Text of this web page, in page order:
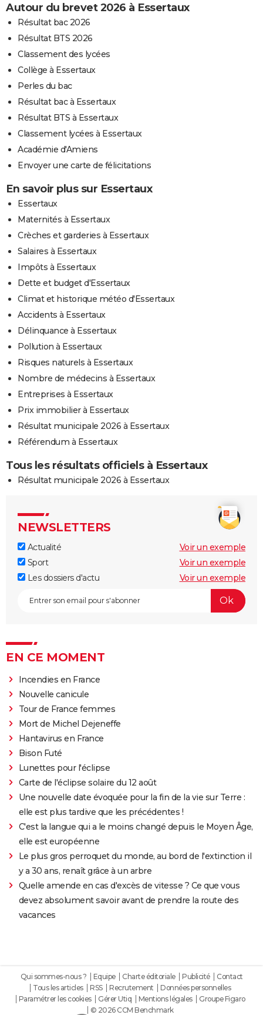
Autour du brevet 2026 à Essertaux
Résultat bac 2026
Résultat BTS 2026
Classement des lycées
Collège à Essertaux
Perles du bac
Résultat bac à Essertaux
Résultat BTS à Essertaux
Classement lycées à Essertaux
Académie d'Amiens
Envoyer une carte de félicitations
En savoir plus sur Essertaux
Essertaux
Maternités à Essertaux
Crèches et garderies à Essertaux
Salaires à Essertaux
Impôts à Essertaux
Dette et budget d'Essertaux
Climat et historique météo d'Essertaux
Accidents à Essertaux
Délinquance à Essertaux
Pollution à Essertaux
Risques naturels à Essertaux
Nombre de médecins à Essertaux
Entreprises à Essertaux
Prix immobilier à Essertaux
Résultat municipale 2026 à Essertaux
Référendum à Essertaux
Tous les résultats officiels à Essertaux
Résultat municipale 2026 à Essertaux
NEWSLETTERS
Actualité
Voir un exemple
Sport
Voir un exemple
Les dossiers d'actu
Voir un exemple
EN CE MOMENT
Incendies en France
Nouvelle canicule
Tour de France femmes
Mort de Michel Dejeneffe
Hantavirus en France
Bison Futé
Lunettes pour l'éclipse
Carte de l'éclipse solaire du 12 août
Une nouvelle date évoquée pour la fin de la vie sur Terre :
elle est plus tardive que les précédentes !
C'est la langue qui a le moins changé depuis le Moyen Âge,
elle est européenne
Le plus gros perroquet du monde, au bord de l'extinction il
y a 30 ans, renaît grâce à un arbre
Quelle amende en cas d'excès de vitesse ? Ce que vous
devez absolument savoir avant de prendre la route des
vacances
Qui sommes-nous ? Equipe Charte éditoriale Publicité
Contact
Tous les articles
RSS Recrutement
Données personnelles
Paramétrer les cookies
Gérer Utiq Mentions légales
Groupe Figaro
© 2026 CCM Benchmark